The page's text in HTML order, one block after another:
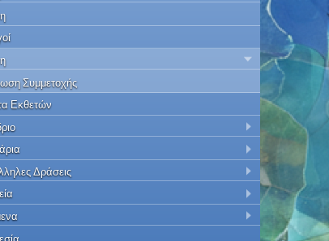
Συμμετοχής
Εκθετών
Δράσεις